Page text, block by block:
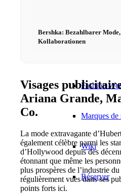
Fashion
Marques de
Wiki
Réserver
Bershka: Bezahlbarer
Kollaborationen
Visages
Ariana Grande,
Co.
La mode extravagante
également célèbre parmi les
d’Hollywood depuis des
étonnant que même les
plus prospères de l’industrie
régulièrement vues dans ses
points forts ici.